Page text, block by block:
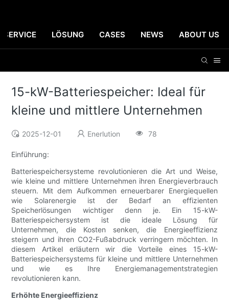
SERVICE LÖSUNG CASES NEWS ABOUT US
15-kW-Batteriespeicher: Ideal für
kleine und mittlere Unternehmen
2025-12-01 Enerlution 78
Einführung:
Batteriespeichersysteme revolutionieren die Art und Weise,
wie kleine und mittlere Unternehmen ihren Energieverbrauch
steuern. Mit dem Aufkommen erneuerbarer Energiequellen
wie Solarenergie ist der Bedarf an effizienten
Speicherlösungen wichtiger denn je. Ein 15-kW-
Batteriespeichersystem ist die ideale Lösung für
Unternehmen, die Kosten senken, die Energieeffizienz
steigern und ihren CO2-Fußabdruck verringern möchten. In
diesem Artikel erläutern wir die Vorteile eines 15-kW-
Batteriespeichersystems für kleine und mittlere Unternehmen
und wie es Ihre Energiemanagementstrategien
revolutionieren kann.
Erhöhte Energieeffizienz